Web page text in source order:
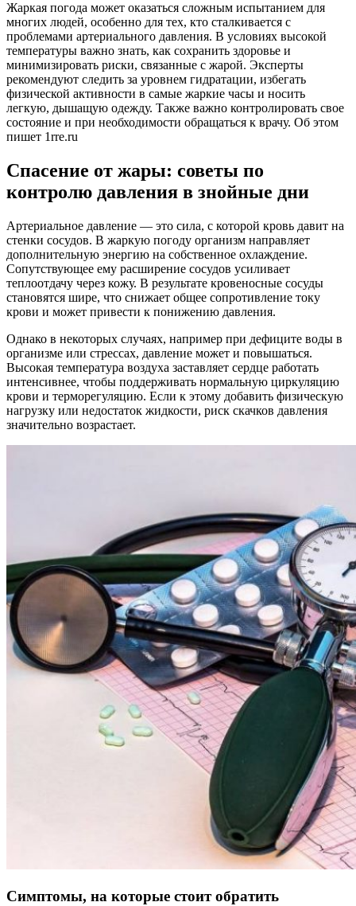
Жаркая погода может оказаться сложным испытанием для
многих людей, особенно для тех, кто сталкивается с
проблемами артериального давления. В условиях высокой
температуры важно знать, как сохранить здоровье и
минимизировать риски, связанные с жарой. Эксперты
рекомендуют следить за уровнем гидратации, избегать
физической активности в самые жаркие часы и носить
легкую, дышащую одежду. Также важно контролировать свое
состояние и при необходимости обращаться к врачу. Об этом
пишет 1rre.ru
Спасение от жары: советы по
контролю давления в знойные дни
Артериальное давление — это сила, с которой кровь давит на
стенки сосудов. В жаркую погоду организм направляет
дополнительную энергию на собственное охлаждение.
Сопутствующее ему расширение сосудов усиливает
теплоотдачу через кожу. В результате кровеносные сосуды
становятся шире, что снижает общее сопротивление току
крови и может привести к понижению давления.
Однако в некоторых случаях, например при дефиците воды в
организме или стрессах, давление может и повышаться.
Высокая температура воздуха заставляет сердце работать
интенсивнее, чтобы поддерживать нормальную циркуляцию
крови и терморегуляцию. Если к этому добавить физическую
нагрузку или недостаток жидкости, риск скачков давления
значительно возрастает.
Симптомы, на которые стоит обратить